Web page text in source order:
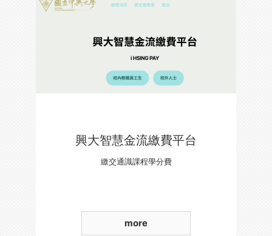
興大智慧金流繳費平台
繳交通識課程學分費
more